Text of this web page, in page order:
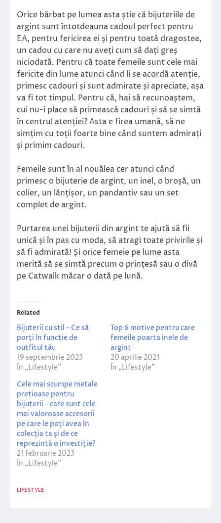
Orice bărbat pe lumea asta știe că bijuteriile de
argint sunt întotdeauna cadoul perfect pentru
EA, pentru fericirea ei și pentru toată dragostea,
un cadou cu care nu aveți cum să dați greș
niciodată. Pentru că toate femeile sunt cele mai
fericite din lume atunci când li se acordă atenție,
primesc cadouri și sunt admirate și apreciate, așa
va fi tot timpul. Pentru că, hai să recunoaștem,
cui nu-i place să primească cadouri și să se simtă
în centrul atenției? Asta e firea umană, să ne
simțim cu toții foarte bine când suntem admirați
și primim cadouri.
Femeile sunt în al nouălea cer atunci când
primesc o bijuterie de argint, un inel, o broșă, un
colier, un lănțișor, un pandantiv sau un set
complet de argint.
Purtarea unei bijuterii din argint te ajută să fii
unică și în pas cu moda, să atragi toate privirile și
să fi admirată! Și orice femeie pe lume asta
merită să se simtă precum o prințesă sau o divă
pe Catwalk măcar o dată pe lună.
Related
Bijuterii cu stil – Ce să
porți în funcție de
outfitul tău
19 septembrie 2023
În „Lifestyle”
Top 6 motive pentru care
femeile poarta inele de
argint
20 aprilie 2021
În „Lifestyle”
Cele mai scumpe metale
prețioase pentru
bijuterii – care sunt cele
mai valoroase accesorii
pe care le poți avea în
colecția ta și de ce
reprezintă o investiție?
21 februarie 2023
În „Lifestyle”
LIFESTYLE